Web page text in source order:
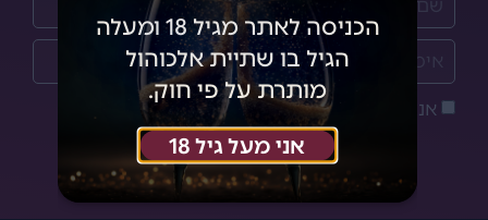
אני מאשר/ת אתמדיניות הפרטיות
הצטרפתי!
הכניסה לאתר מגיל 18 ומעלה
הגיל בו שתיית אלכוהול
מותרת על פי חוק.
אני מעל גיל 18